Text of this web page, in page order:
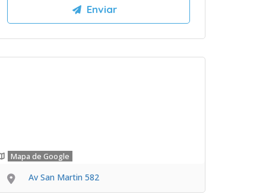
Mapa de Google
Av San Martin 582